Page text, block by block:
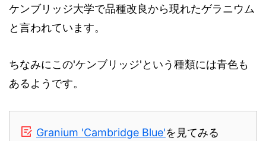
ケンブリッジ大学で品種改良から現れたゲラニウム
と言われています。
ちなみにこの'ケンブリッジ'という種類には青色も
あるようです。
Granium 'Cambridge Blue'を見てみる